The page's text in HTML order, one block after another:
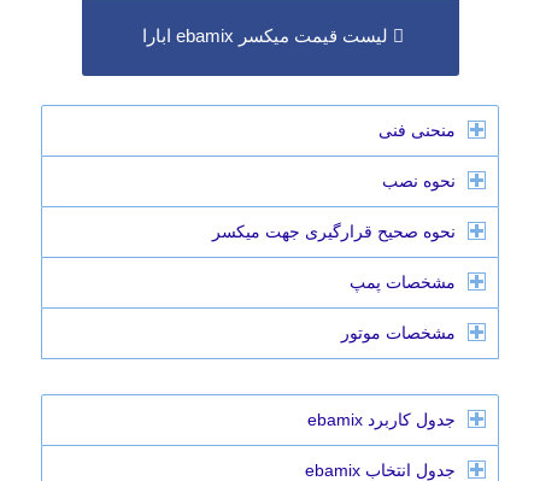
لیست قیمت میکسر ebamix ابارا
منحنی فنی
نحوه نصب
نحوه صحیح قرارگیری جهت میکسر
مشخصات پمپ
مشخصات موتور
جدول کاربرد ebamix
جدول انتخاب ebamix